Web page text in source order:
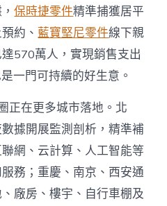
保時捷零件精準捕獲居平
約、藍寶堅尼零件線下親
570萬人，實現銷售支出
一門可持續的好生意。
正在更多城市落地。北
據開展監測剖析，精準補
網、云計算、人工智能等
務；重慶、南京、西安通
廠房、樓宇、自行車棚及